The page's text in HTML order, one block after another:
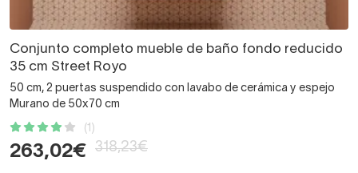
Conjunto completo mueble de baño fondo reducido
35 cm Street Royo
50 cm, 2 puertas suspendido con lavabo de cerámica y espejo
Murano de 50x70 cm
(1)
263,02€ 318,23€